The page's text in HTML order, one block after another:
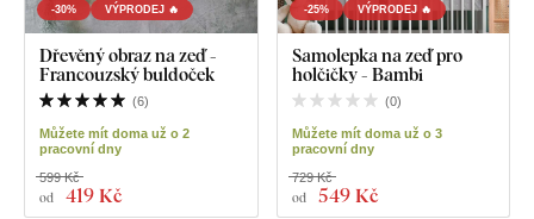
-30% VÝPRODEJ 🔥
Dřevěný obraz na zeď -
Francouzský buldoček
(6)
Můžete mít doma už o 2
pracovní dny
od 419 Kč
599 Kč
-25% VÝPRODEJ 🔥
Samolepka na zeď pro
holčičky - Bambi
(0)
Můžete mít doma už o 3
pracovní dny
od 549 Kč
729 Kč